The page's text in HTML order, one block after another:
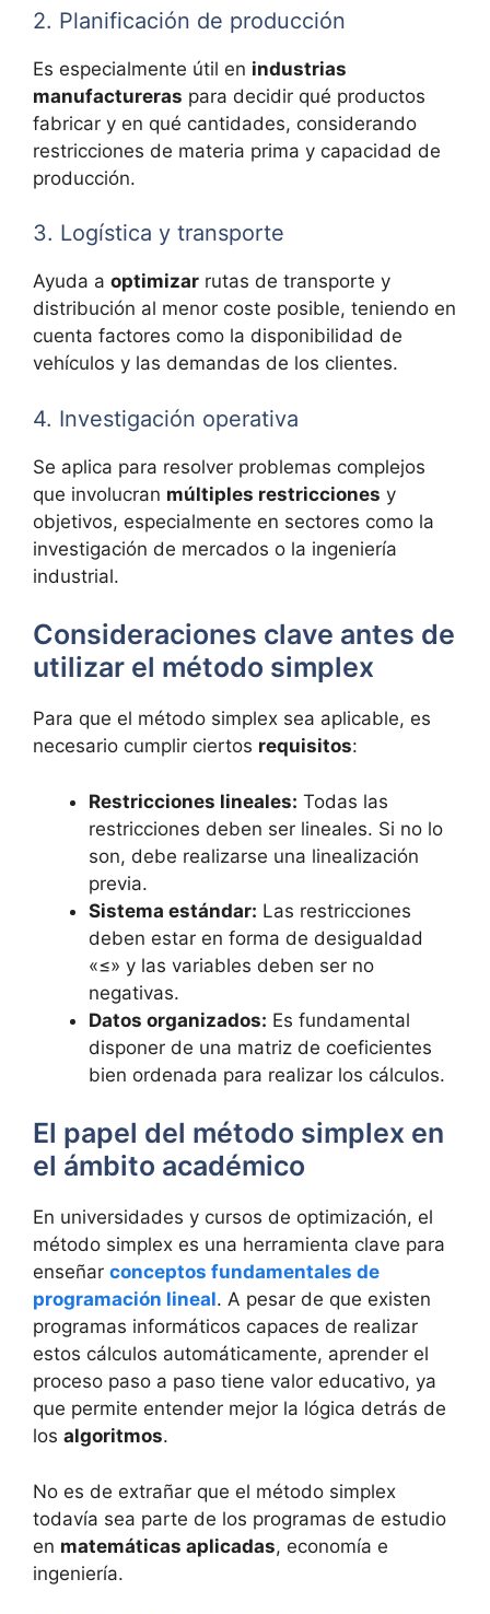
2. Planificación de producción
Es especialmente útil en industrias
manufactureras para decidir qué productos
fabricar y en qué cantidades, considerando
restricciones de materia prima y capacidad de
producción.
3. Logística y transporte
Ayuda a optimizar rutas de transporte y
distribución al menor coste posible, teniendo en
cuenta factores como la disponibilidad de
vehículos y las demandas de los clientes.
4. Investigación operativa
Se aplica para resolver problemas complejos
que involucran múltiples restricciones y
objetivos, especialmente en sectores como la
investigación de mercados o la ingeniería
industrial.
Consideraciones clave antes de
utilizar el método simplex
Para que el método simplex sea aplicable, es
necesario cumplir ciertos requisitos:
Restricciones lineales: Todas las
restricciones deben ser lineales. Si no lo
son, debe realizarse una linealización
previa.
Sistema estándar: Las restricciones
deben estar en forma de desigualdad
«≤» y las variables deben ser no
negativas.
Datos organizados: Es fundamental
disponer de una matriz de coeficientes
bien ordenada para realizar los cálculos.
El papel del método simplex en
el ámbito académico
En universidades y cursos de optimización, el
método simplex es una herramienta clave para
enseñar conceptos fundamentales de
programación lineal. A pesar de que existen
programas informáticos capaces de realizar
estos cálculos automáticamente, aprender el
proceso paso a paso tiene valor educativo, ya
que permite entender mejor la lógica detrás de
los algoritmos.
No es de extrañar que el método simplex
todavía sea parte de los programas de estudio
en matemáticas aplicadas, economía e
ingeniería.